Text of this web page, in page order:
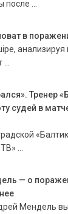
...
в
Тренер
судей в
...
— о
Мендель